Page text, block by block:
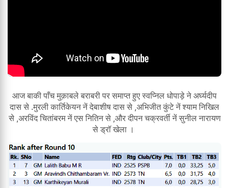
आज बाकी पाँच मुक़ाबले बराबरी पर समाप्त हुए स्वप्निल धोपाड़े ने अर्घ्यदीप
दास से .मुरली कार्तिकेयन नें देबाशीष दास से ,अभिजीत कुंटे नें श्याम निखिल
से ,अरविंद चितांबरम नें एस नितिन से ,और दीपन चक्रवर्ती नें सुनील नारायण
से ड्रॉ खेला ।